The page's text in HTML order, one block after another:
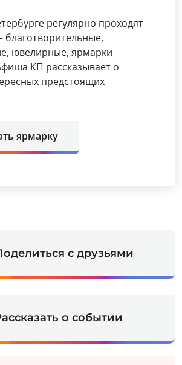
регулярно проходят
ювелирные, ярмарки
КП рассказывает о
предстоящих
ярмарку
с друзьями
о событии